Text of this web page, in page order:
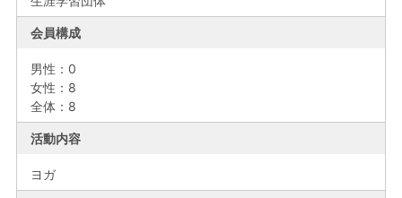
会員構成
男性：0
女性：8
全体：8
活動内容
ヨガ